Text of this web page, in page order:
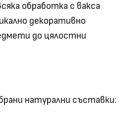
обработка с вакса
декоративно
до цялостни
натурални съставки: